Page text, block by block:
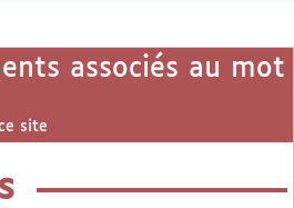
associés au mot
site